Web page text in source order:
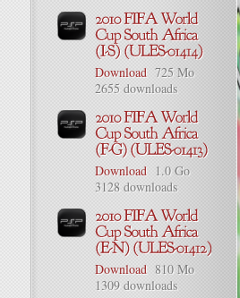
Download 725 Mo
2655 downloads
Download 1.0 Go
3128 downloads
Download 810 Mo
1309 downloads